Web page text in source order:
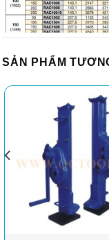
SẢN PHẨM